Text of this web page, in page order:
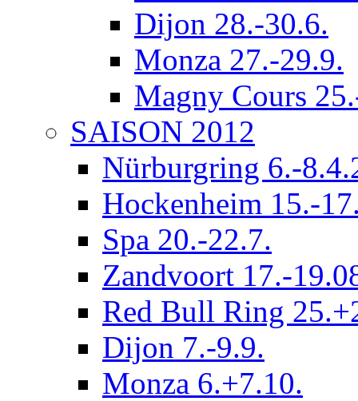
Dijon 28.-30.6.
Monza 27.-29.9.
Magny Cours
SAISON 2012
Nürburgring 6.-
Hockenheim 15.-
Spa 20.-22.7.
Zandvoort 17.-
Red Bull Ring
Dijon 7.-9.9.
Monza 6.+7.10.